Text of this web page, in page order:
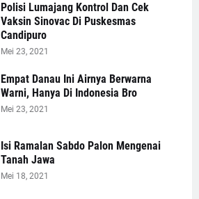
Polisi Lumajang Kontrol Dan Cek
Vaksin Sinovac Di Puskesmas
Candipuro
Mei 23, 2021
Empat Danau Ini Airnya Berwarna
Warni, Hanya Di Indonesia Bro
Mei 23, 2021
Isi Ramalan Sabdo Palon Mengenai
Tanah Jawa
Mei 18, 2021